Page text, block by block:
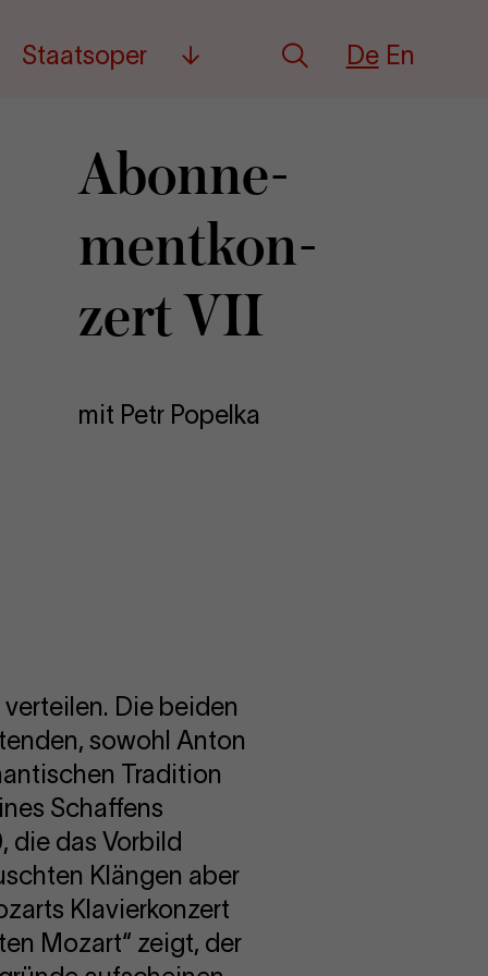
Staatsoper
Mehr SucheDeutsch
De English
En
Abon­ne­
ment­kon­
zert VII
mit Petr Popelka
Die beiden
sowohl Anton
Tradition
Schaffens
die das Vorbild
Klängen aber
Klavierkonzert
Mozart“ zeigt, der